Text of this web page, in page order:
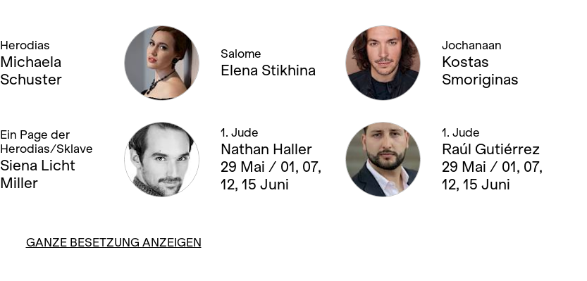
Herodias
Michaela
Schuster
Salome
Elena Stikhina
Jochanaan
Kostas
Smoriginas
Ein Page der
Herodias/Sklave
Siena Licht
Miller
1. Jude
Nathan Haller
29 Mai / 01, 07,
12, 15 Juni
1. Jude
Raúl Gutiérrez
29 Mai / 01, 07,
12, 15 Juni
GANZE BESETZUNG ANZEIGEN